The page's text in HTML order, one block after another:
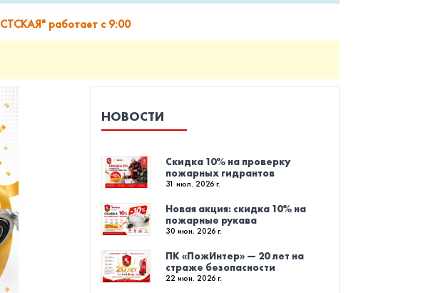
работает с 9:00
НОВОСТИ
Скидка 10% на проверку
пожарных гидрантов
31 июл. 2026 г.
Новая акция: скидка 10% на
пожарные рукава
30 июн. 2026 г.
ПК «ПожИнтер» — 20 лет на
страже безопасности
22 июн. 2026 г.